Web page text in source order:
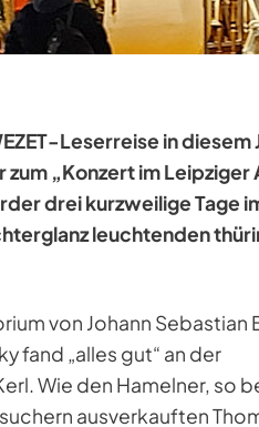
Leserreise in diesem
„Konzert im
drei kurzweilige Tage
leuchtenden
von Johann Sebastian
fand „alles gut“ an der
Wie den Hamelner, so
ausverkauften